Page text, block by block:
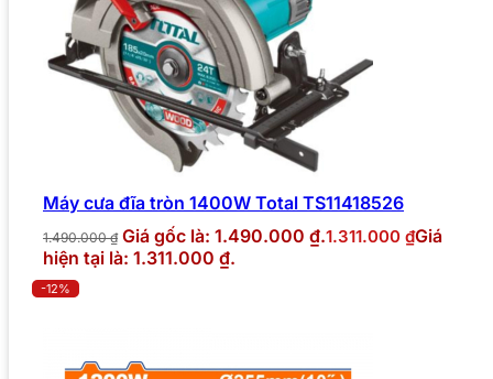
Máy cưa đĩa tròn 1400W Total TS11418526
1.490.000₫ Giá gốc là: 1.490.000 ₫.1.311.000 ₫Giá
hiện tại là: 1.311.000 ₫.
-12%